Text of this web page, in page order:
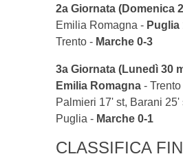
2a Giornata (Domenica
Emilia Romagna - Puglia
Trento - Marche 0-3
3a Giornata (Lunedì 30
Emilia Romagna -
Palmieri 17' st, Barani 25'
Puglia - Marche 0-1
CLASSIFICA